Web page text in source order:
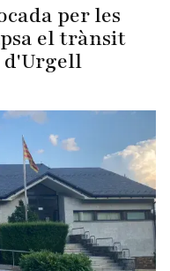
per les
el trànsit
d'Urgell